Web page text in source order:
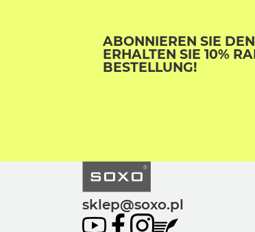
ABONNIEREN SIE
ERHALTEN SIE 10%
BESTELLUNG!
sklep@soxo.pl